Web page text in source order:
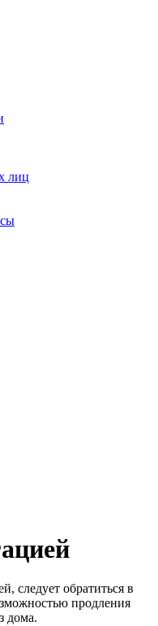
лиц
следует обратиться в
продления
дома.